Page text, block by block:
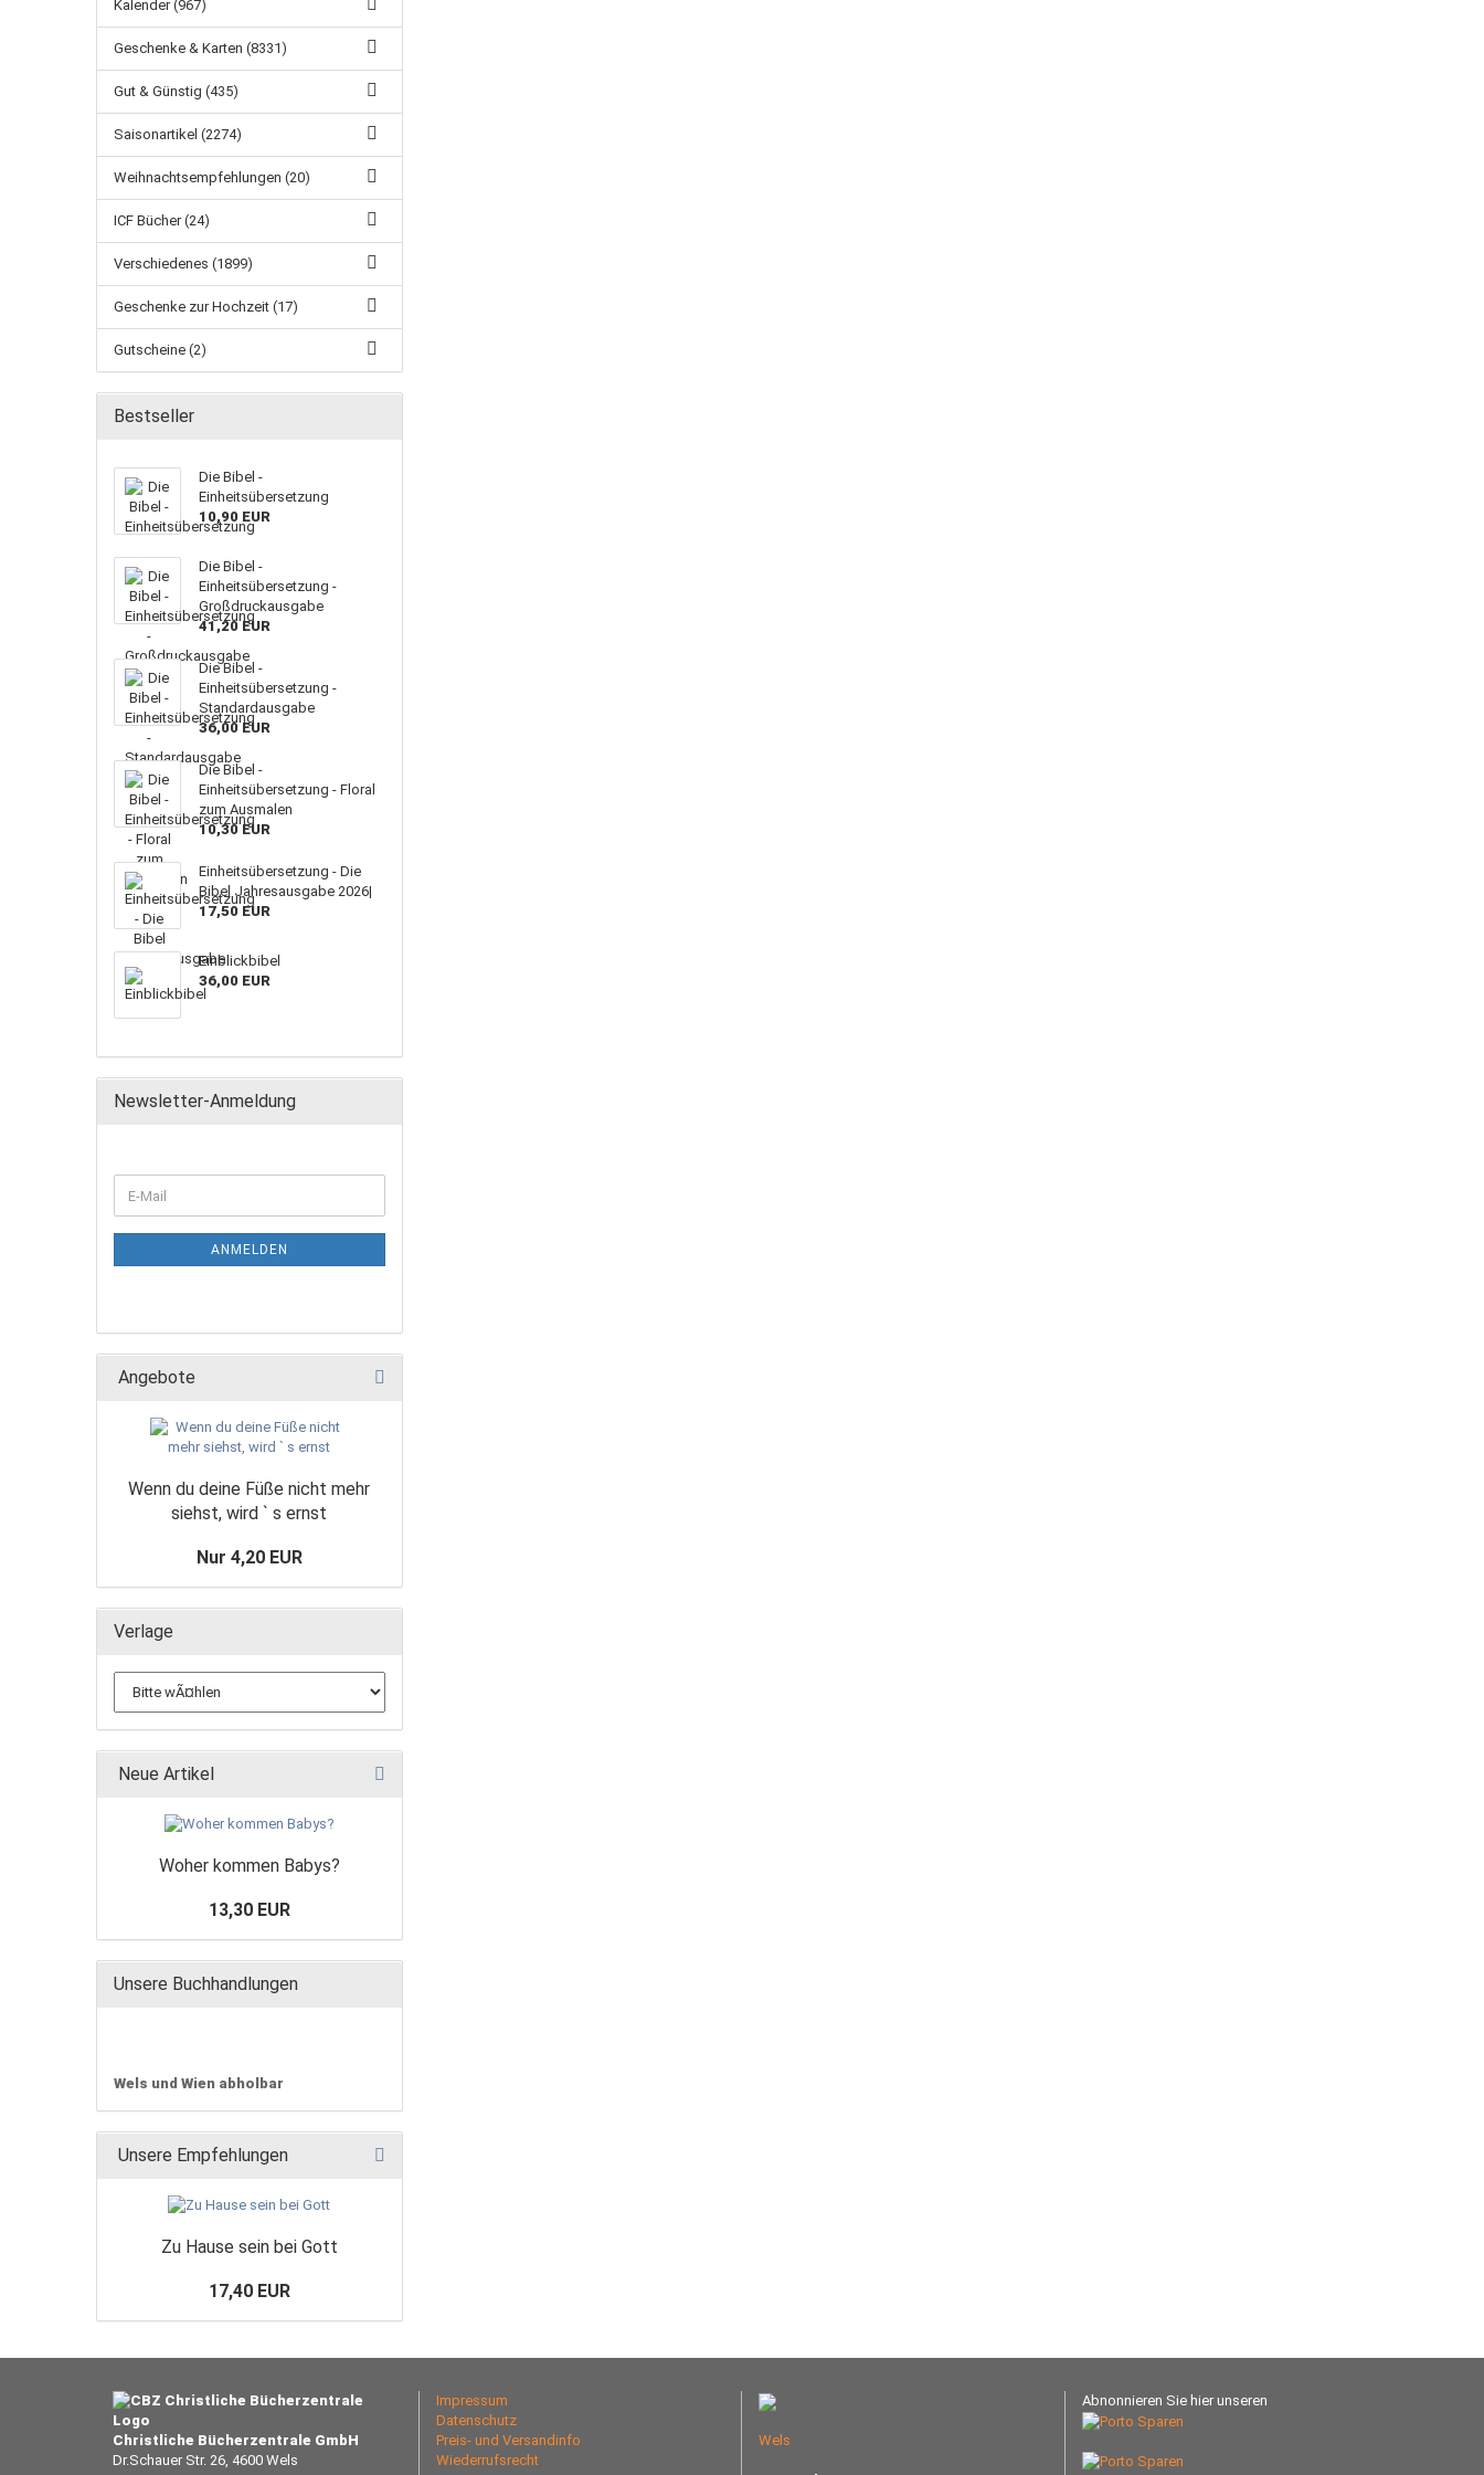
Kalender (967)
Geschenke & Karten (8331)
Gut & Günstig (435)
Saisonartikel (2274)
Weihnachtsempfehlungen (20)
ICF Bücher (24)
Verschiedenes (1899)
Geschenke zur Hochzeit (17)
Gutscheine (2)
Bestseller
Die Bibel -
Einheitsübersetzung
10,90 EUR
Die Bibel -
Einheitsübersetzung -
Großdruckausgabe
41,20 EUR
Die Bibel -
Einheitsübersetzung -
Standardausgabe
36,00 EUR
Die Bibel -
Einheitsübersetzung - Floral
zum Ausmalen
10,30 EUR
Einheitsübersetzung - Die
Bibel Jahresausgabe 2026|
17,50 EUR
Einblickbibel
36,00 EUR
Newsletter-Anmeldung
ANMELDEN
Angebote
Wenn du deine Füße nicht mehr
siehst, wird ` s ernst
Nur 4,20 EUR
Verlage
Neue Artikel
Woher kommen Babys?
13,30 EUR
Unsere Buchhandlungen
Wels und Wien abholbar
Unsere Empfehlungen
Zu Hause sein bei Gott
17,40 EUR
Christliche Bücherzentrale GmbH
Dr.Schauer Str. 26, 4600 Wels
Impressum
Datenschutz
Preis- und Versandinfo
Wiederrufsrecht
Wels
Abnonnieren Sie hier unseren